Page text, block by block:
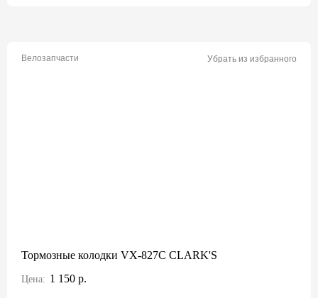
Велозапчасти Убрать из избранного
Тормозные колодки VX-827C CLARK'S
Цена: 1 150 р.